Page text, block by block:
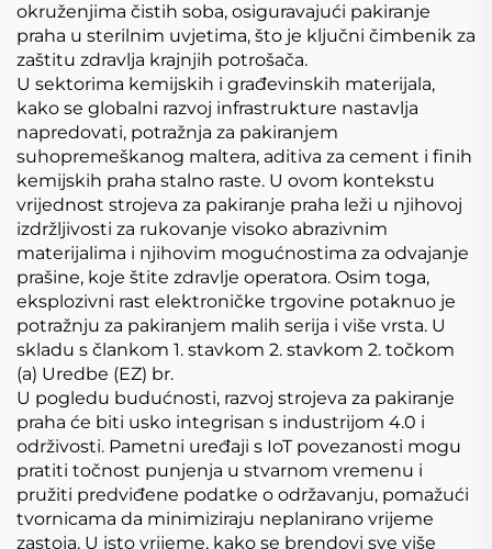
okruženjima čistih soba, osiguravajući pakiranje
praha u sterilnim uvjetima, što je ključni čimbenik za
zaštitu zdravlja krajnjih potrošača.
U sektorima kemijskih i građevinskih materijala,
kako se globalni razvoj infrastrukture nastavlja
napredovati, potražnja za pakiranjem
suhopremeškanog maltera, aditiva za cement i finih
kemijskih praha stalno raste. U ovom kontekstu
vrijednost strojeva za pakiranje praha leži u njihovoj
izdržljivosti za rukovanje visoko abrazivnim
materijalima i njihovim mogućnostima za odvajanje
prašine, koje štite zdravlje operatora. Osim toga,
eksplozivni rast elektroničke trgovine potaknuo je
potražnju za pakiranjem malih serija i više vrsta. U
skladu s člankom 1. stavkom 2. stavkom 2. točkom
(a) Uredbe (EZ) br.
U pogledu budućnosti, razvoj strojeva za pakiranje
praha će biti usko integrisan s industrijom 4.0 i
održivosti. Pametni uređaji s IoT povezanosti mogu
pratiti točnost punjenja u stvarnom vremenu i
pružiti predviđene podatke o održavanju, pomažući
tvornicama da minimiziraju neplanirano vrijeme
zastoja. U isto vrijeme, kako se brendovi sve više